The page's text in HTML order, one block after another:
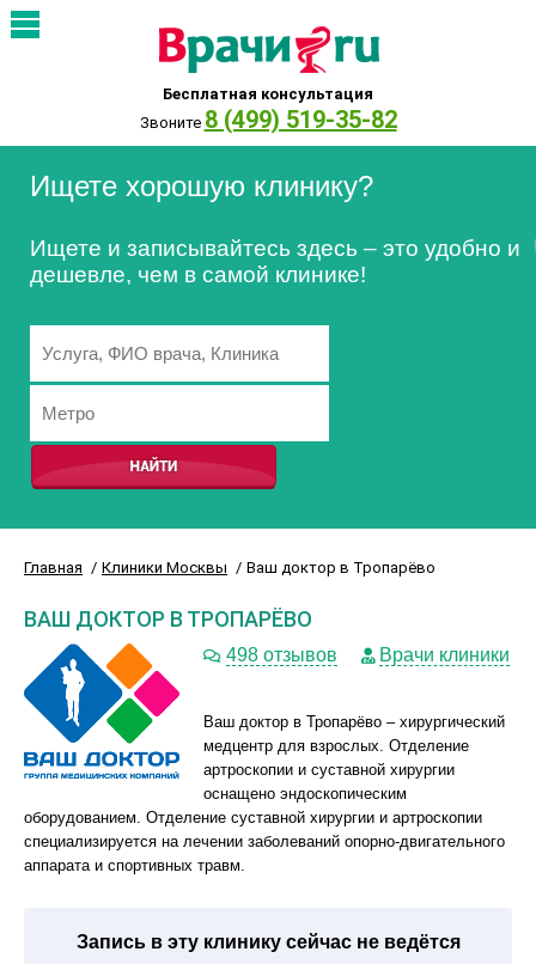
Бесплатная консультация
Звоните 8 (499) 519-35-82
Ищете хорошую клинику?
Ищете и записывайтесь здесь – это удобно и
дешевле, чем в самой клинике!
Главная Клиники Москвы Ваш доктор в Тропарёво
ВАШ ДОКТОР В ТРОПАРЁВО
498 отзывов Врачи клиники
Ваш доктор в Тропарёво – хирургический
медцентр для взрослых. Отделение
артроскопии и суставной хирургии
оснащено эндоскопическим
оборудованием. Отделение суставной хирургии и артроскопии
специализируется на лечении заболеваний опорно-двигательного
аппарата и спортивных травм.
Запись в эту клинику сейчас не ведётся